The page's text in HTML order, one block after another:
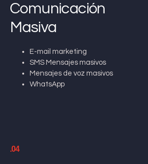
Comunicación
Masiva
E-mail marketing
SMS Mensajes masivos
Mensajes de voz masivos
WhatsApp
.04